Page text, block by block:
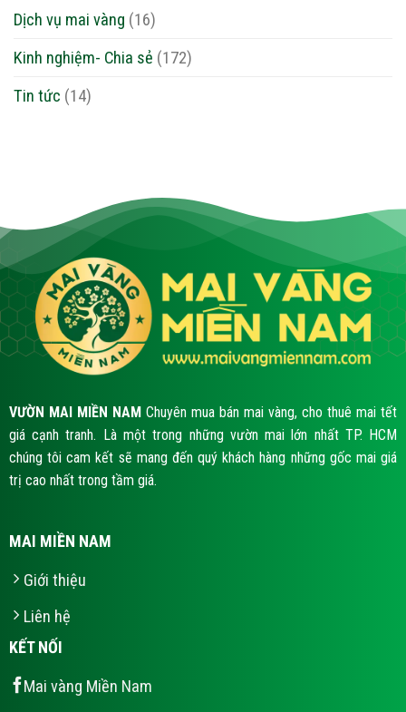
Dịch vụ mai vàng (16)
Kinh nghiệm- Chia sẻ (172)
Tin tức (14)
VƯỜN MAI MIỀN NAM Chuyên mua bán mai vàng, cho thuê mai tết
giá cạnh tranh. Là một trong những vườn mai lớn nhất TP. HCM
chúng tôi cam kết sẽ mang đến quý khách hàng những gốc mai giá
trị cao nhất trong tầm giá.
MAI MIỀN NAM
Giới thiệu
Liên hệ
KẾT NỐI
Mai vàng Miền Nam